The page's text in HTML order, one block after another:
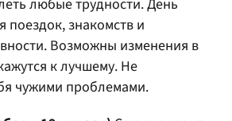
любые трудности. День
поездок, знакомств и
Возможны изменения в
к лучшему. Не
чужими проблемами.